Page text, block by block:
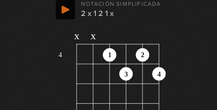
NOTACIÓN SIMPLIFICADA
2 x 1 2 1 x
4
x x
1
3
2
4